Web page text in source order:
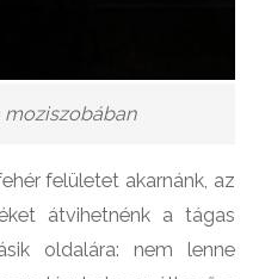
moziszobában
felületet akarnánk, az
átvihetnénk a tágas
oldalára: nem lenne